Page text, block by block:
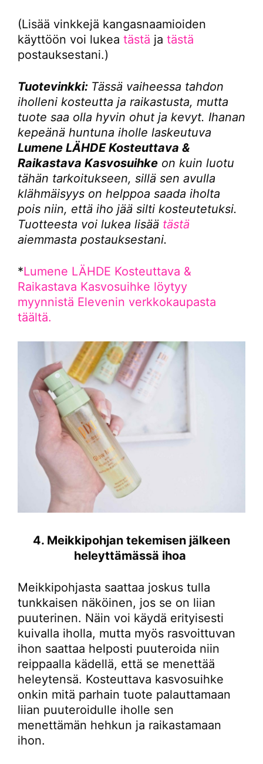
(Lisää vinkkejä kangasnaamioiden
käyttöön voi lukea tästä ja tästä
postauksestani.)
Tuotevinkki: Tässä vaiheessa tahdon
iholleni kosteutta ja raikastusta, mutta
tuote saa olla hyvin ohut ja kevyt. Ihanan
kepeänä huntuna iholle laskeutuva
Lumene LÄHDE Kosteuttava &
Raikastava Kasvosuihke on kuin luotu
tähän tarkoitukseen, sillä sen avulla
klähmäisyys on helppoa saada iholta
pois niin, että iho jää silti kosteutetuksi.
Tuotteesta voi lukea lisää tästä
aiemmasta postauksestani.
*Lumene LÄHDE Kosteuttava &
Raikastava Kasvosuihke löytyy
myynnistä Elevenin verkkokaupasta
täältä.
4. Meikkipohjan tekemisen jälkeen
heleyttämässä ihoa
Meikkipohjasta saattaa joskus tulla
tunkkaisen näköinen, jos se on liian
puuterinen. Näin voi käydä erityisesti
kuivalla iholla, mutta myös rasvoittuvan
ihon saattaa helposti puuteroida niin
reippaalla kädellä, että se menettää
heleytensä. Kosteuttava kasvosuihke
onkin mitä parhain tuote palauttamaan
liian puuteroidulle iholle sen
menettämän hehkun ja raikastamaan
ihon.